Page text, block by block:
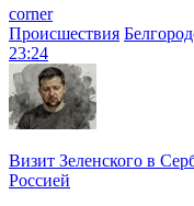
corner
Происшествия
23:24
Визит Зеленского в
Россией